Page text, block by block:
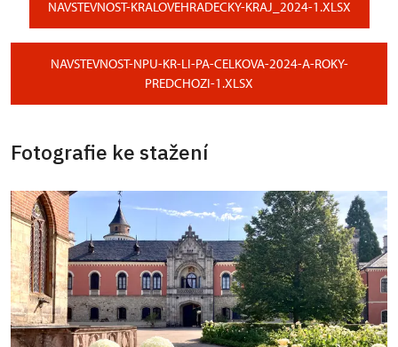
NAVSTEVNOST-KRALOVEHRADECKY-KRAJ_2024-1.XLSX
NAVSTEVNOST-NPU-KR-LI-PA-CELKOVA-2024-A-ROKY-
PREDCHOZI-1.XLSX
Fotografie ke stažení